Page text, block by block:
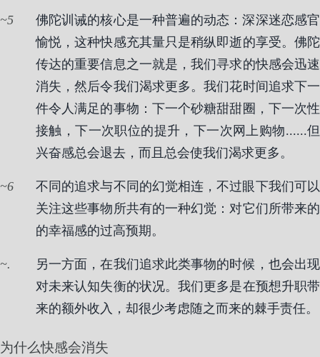
5
佛陀训诫的核心是一种普遍的动态：深深迷恋感官
愉悦，这种快感充其量只是稍纵即逝的享受。佛陀
传达的重要信息之一就是，我们寻求的快感会迅速
消失，然后令我们渴求更多。我们花时间追求下一
件令人满足的事物：下一个砂糖甜甜圈，下一次性
接触，下一次职位的提升，下一次网上购物......但
兴奋感总会退去，而且总会使我们渴求更多。
6
不同的追求与不同的幻觉相连，不过眼下我们可以
关注这些事物所共有的一种幻觉：对它们所带来的
的幸福感的过高预期。
.
另一方面，在我们追求此类事物的时候，也会出现
对未来认知失衡的状况。我们更多是在预想升职带
来的额外收入，却很少考虑随之而来的棘手责任。
为什么快感会消失